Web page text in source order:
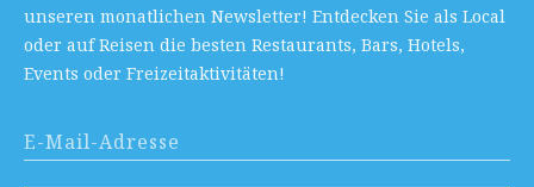
unseren monatlichen Newsletter! Entdecken Sie als Local
oder auf Reisen die besten Restaurants, Bars, Hotels,
Events oder Freizeitaktivitäten!